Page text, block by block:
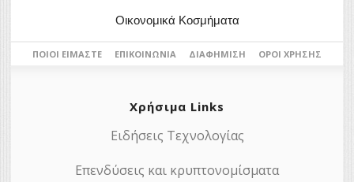
Οικονομικά Κοσμήματα
ΠΟΙΟΙ ΕΊΜΑΣΤΕ ΕΠΙΚΟΙΝΩΝΊΑ ΔΙΑΦΉΜΙΣΗ ΌΡΟΙ ΧΡΉΣΗΣ
Χρήσιμα Links
Ειδήσεις Τεχνολογίας
Επενδύσεις και κρυπτονομίσματα